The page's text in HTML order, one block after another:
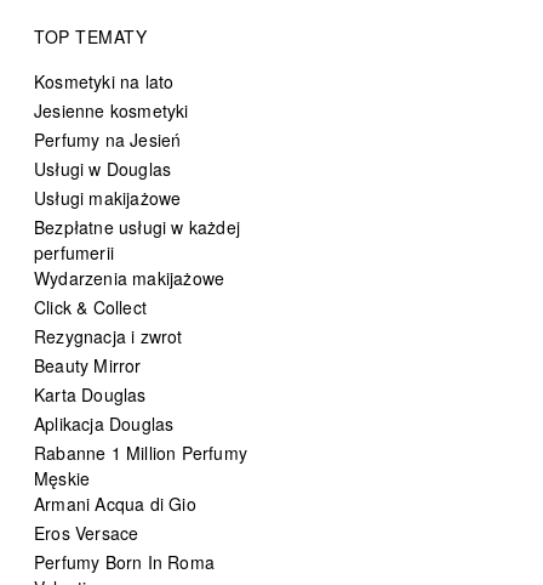
TOP TEMATY
Kosmetyki na lato
Jesienne kosmetyki
Perfumy na Jesień
Usługi w Douglas
Usługi makijażowe
Bezpłatne usługi w każdej
perfumerii
Wydarzenia makijażowe
Click & Collect
Rezygnacja i zwrot
Beauty Mirror
Karta Douglas
Aplikacja Douglas
Rabanne 1 Million Perfumy
Męskie
Armani Acqua di Gio
Eros Versace
Perfumy Born In Roma